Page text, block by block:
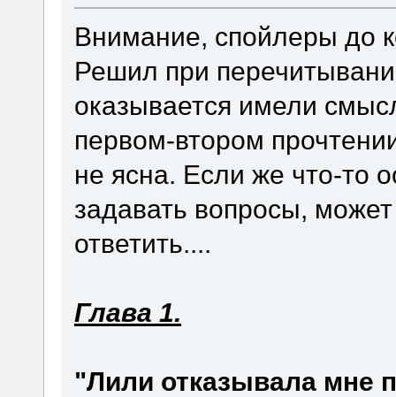
Внимание, спойлеры до
Решил при
оказывается имели
первом-втором
не ясна. Если же что-то
задавать вопросы,
ответить....
Глава 1.
"Лили отказывала мне